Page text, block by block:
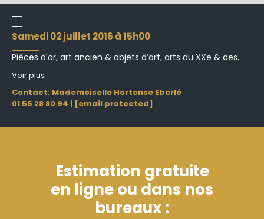
samedi 02 juillet 2016 à 15h00
Pièces d'or, art ancien & objets d’art, arts du XXe & des...
Voir plus
Contact: Mademoiselle Hortense Eberlé
01 55 28 80 94 | [email protected]
Estimation gratuite
en ligne ou dans nos
bureaux :